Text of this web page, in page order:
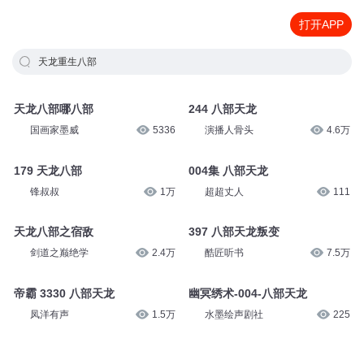
打开APP
天龙重生八部
天龙八部哪八部
国画家墨威 5336
179 天龙八部
锋叔叔 1万
天龙八部之宿敌
剑道之巅绝学 2.4万
帝霸 3330 八部天龙
凤洋有声 1.5万
244 八部天龙
演播人骨头 4.6万
004集 八部天龙
超超丈人 111
397 八部天龙叛变
酷匠听书 7.5万
幽冥绣术-004-八部天龙
水墨绘声剧社 225